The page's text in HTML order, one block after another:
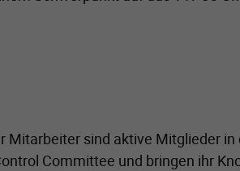
Mitarbeiter sind aktive Mitglieder
Committee und bringen ihr